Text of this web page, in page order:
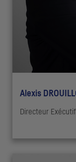
Alexis
Directeur Exécutif